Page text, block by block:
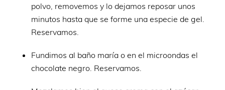
polvo, removemos y lo dejamos reposar unos
minutos hasta que se forme una especie de gel.
Reservamos.
Fundimos al baño maría o en el microondas el
chocolate negro. Reservamos.